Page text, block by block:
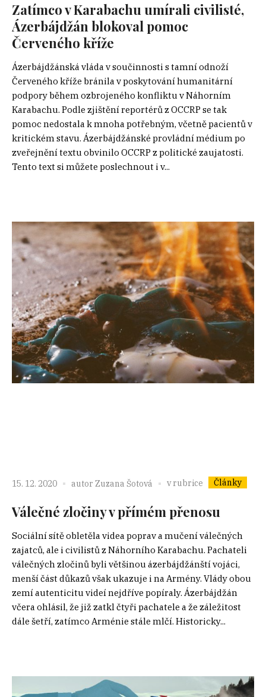
Zatímco v Karabachu umírali civilisté,
Ázerbájdžán blokoval pomoc
Červeného kříže
Ázerbájdžánská vláda v součinnosti s tamní odnoží
Červeného kříže bránila v poskytování humanitární
podpory během ozbrojeného konfliktu v Náhorním
Karabachu. Podle zjištění reportérů z OCCRP se tak
pomoc nedostala k mnoha potřebným, včetně pacientů v
kritickém stavu. Ázerbájdžánské provládní médium po
zveřejnění textu obvinilo OCCRP z politické zaujatosti.
Tento text si můžete poslechnout i v...
15. 12. 2020 autor Zuzana Šotová v rubrice Články
Válečné zločiny v přímém přenosu
Sociální sítě obletěla videa poprav a mučení válečných
zajatců, ale i civilistů z Náhorního Karabachu. Pachateli
válečných zločinů byli většinou ázerbájdžánští vojáci,
menší část důkazů však ukazuje i na Armény. Vlády obou
zemí autenticitu videí nejdříve popíraly. Ázerbájdžán
včera ohlásil, že již zatkl čtyři pachatele a že záležitost
dále šetří, zatímco Arménie stále mlčí. Historicky...